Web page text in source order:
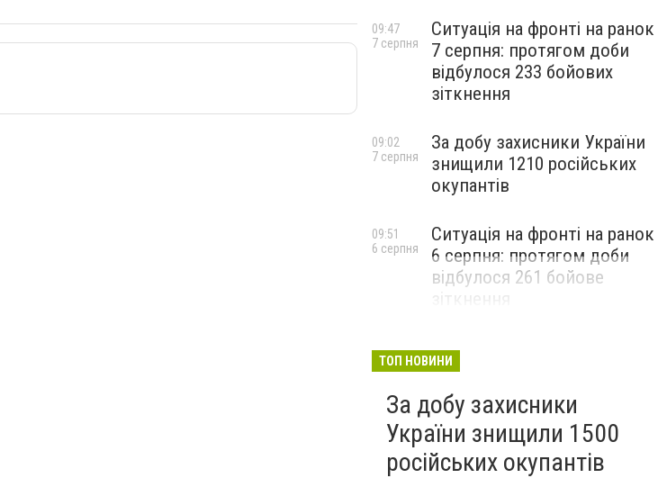
Ситуація на фронті на ранок
7 серпня: протягом доби
відбулося 233 бойових
зіткнення
09:47
7 серпня
За добу захисники України
знищили 1210 російських
окупантів
09:02
7 серпня
Ситуація на фронті на ранок
6 серпня: протягом доби
відбулося 261 бойове
09:51
6 серпня
ТОП НОВИНИ
За добу захисники
України знищили 1500
російських окупантів